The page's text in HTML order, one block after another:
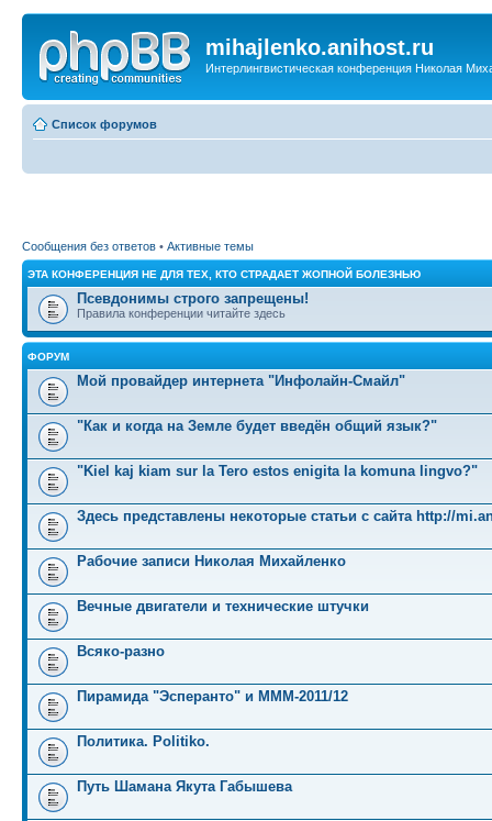
mihajlenko.anihost.ru
Интерлингвистическая конференция Николая
Список форумов
Сообщения без ответов • Активные темы
ЭТА КОНФЕРЕНЦИЯ НЕ ДЛЯ ТЕХ, КТО СТРАДАЕТ ЖОПНОЙ БОЛЕЗНЬЮ
Псевдонимы строго запрещены!
Правила конференции читайте здесь
ФОРУМ
Мой провайдер интернета "Инфолайн-Смайл"
"Как и когда на Земле будет введён общий язык?"
"Kiel kaj kiam sur la Tero estos enigita la komuna lingvo?"
Здесь представлены некоторые статьи с сайта http://
Рабочие записи Николая Михайленко
Вечные двигатели и технические штучки
Всяко-разно
Пирамида "Эсперанто" и MMM-2011/12
Политика. Politiko.
Путь Шамана Якута Габышева